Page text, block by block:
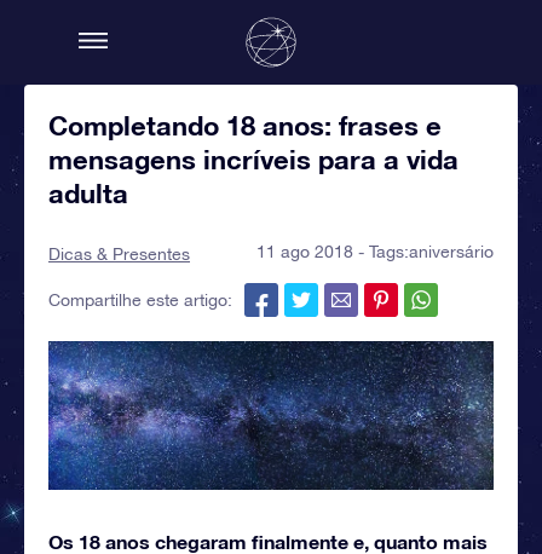
Completando 18 anos: frases e
mensagens incríveis para a vida
adulta
Dicas & Presentes 11 ago 2018 - Tags:aniversário
Compartilhe este artigo:
Os 18 anos chegaram finalmente e, quanto mais